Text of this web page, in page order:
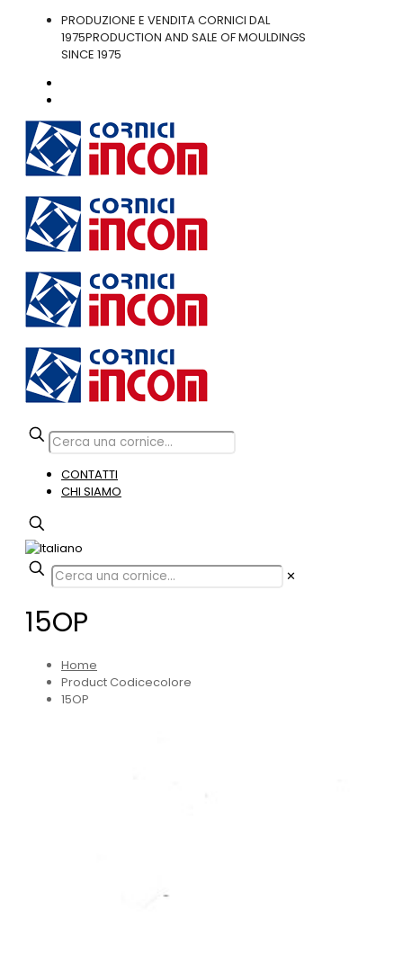
PRODUZIONE E VENDITA CORNICI DAL
1975PRODUCTION AND SALE OF MOULDINGS
SINCE 1975
CONTATTI
CHI SIAMO
✕
15OP
Home
Product Codicecolore
15OP